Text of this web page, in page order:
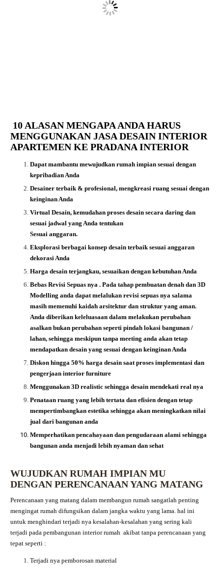
10 ALASAN MENGAPA ANDA HARUS
MENGGUNAKAN JASA DESAIN INTERIOR
APARTEMEN KE PRADANA INTERIOR
Dapat mambantu mewujudkan rumah impian sesuai dengan
kepribadian Anda
Desainer terbaik & profesional, mengkreasi ruang sesuai dengan
keinginan Anda
Virtual Desain, kemudahan proses desain secara daring dan
sesuai jadwal yang Anda tentukan
Sesuai anggaran.
Eksplorasi berbagai konsep desain terbaik sesuai anggaran
dekorasi Anda
Harga desain terjangkau, sesuaikan dengan kebutuhan Anda
Bebas Revisi Sepuas nya .Pada tahap pembuatan denah dan 3D
Modelling anda dapat melalukan revisi sepuas nya salama
masih memenuhi kaidah arsitektur dan struktur yang aman.
Anda diberikan keleluasaan dalam melakukan perubahan
asalkan bukan perubahan seperti pindah lokasi bangunan /
lahan, sehingga meskipun tanpa meeting anda akan tetap
mendapatkan desain yang sesuai dengan keinginan Anda
Diskon hingga 50% harga desain saat proses implementasi dan
pengerjaan interior furniture
Menggunakan 3D realistic sehingga desain mendekati real nya
Penataan ruang yang lebih tertata dan efisien dengan tetap
mempertimbangkan estetika sehingga akan meningkatkan nilai
jual dari bangunan anda
Memperhatikan pencahayaan dan pengudaraan alami sehingga
bangunan anda menjadi lebih nyaman dan sehat
WUJUDKAN RUMAH IMPIAN MU
DENGAN PERENCANAAN YANG MATANG
Perencanaan yang matang dalam membangun rumah sangatlah penting
mengingat rumah difungsikan dalam jangka waktu yang lama. hal ini
untuk menghindari terjadi nya kesalahan-kesalahan yang sering kali
terjadi pada pembangunan interior rumah akibat tanpa perencanaan yang
tepat seperti :
Terjadi nya pemborosan material